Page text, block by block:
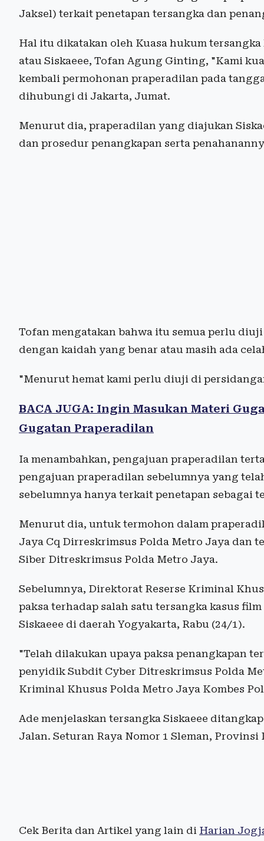
Jaksel) terkait penetapan tersangka dan
Hal itu dikatakan oleh Kuasa hukum
atau Siskaeee, Tofan Agung Ginting, "Kami
kembali permohonan praperadilan pada
dihubungi di Jakarta, Jumat.
Menurut dia, praperadilan yang diajukan
dan prosedur penangkapan serta
Tofan mengatakan bahwa itu semua perlu
dengan kaidah yang benar atau masih ada
"Menurut hemat kami perlu diuji di
BACA JUGA: Ingin Masukan Materi
Gugatan Praperadilan
Ia menambahkan, pengajuan praperadilan
pengajuan praperadilan sebelumnya yang
sebelumnya hanya terkait penetapan sebagai
Menurut dia, untuk termohon dalam
Jaya Cq Dirreskrimsus Polda Metro Jaya
Siber Ditreskrimsus Polda Metro Jaya.
Sebelumnya, Direktorat Reserse Kriminal
paksa terhadap salah satu tersangka kasus
Siskaeee di daerah Yogyakarta, Rabu (24/1).
"Telah dilakukan upaya paksa penangkapan
penyidik Subdit Cyber Ditreskrimsus Polda
Kriminal Khusus Polda Metro Jaya Kombes
Ade menjelaskan tersangka Siskaeee
Jalan. Seturan Raya Nomor 1 Sleman,
Cek Berita dan Artikel yang lain di Harian